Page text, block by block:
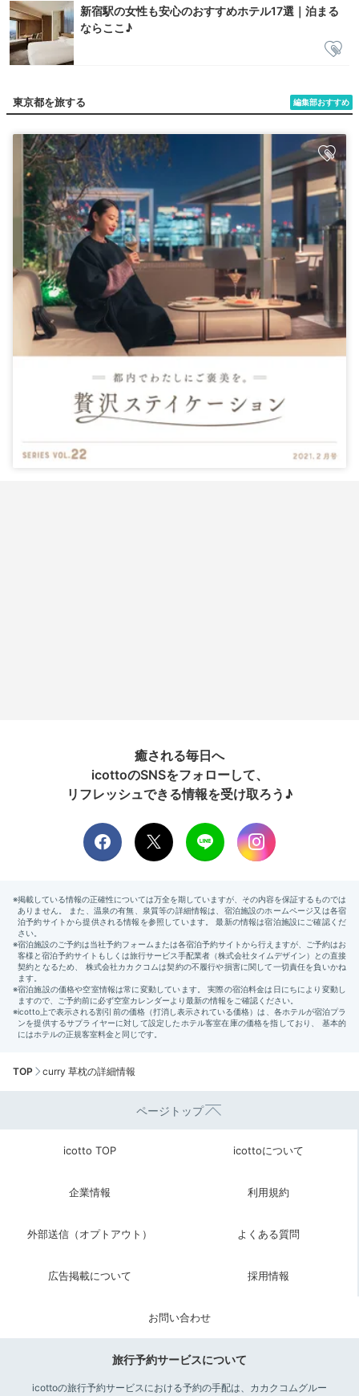
新宿駅の女性も安心のおすすめホテル17選｜泊まる
ならここ♪
編集部おすすめ
東京都を旅する
癒される毎日へ
icottoのSNSをフォローして、
リフレッシュできる情報を受け取ろう♪
TOP curry 草枕の詳細情報
ページトップ
icotto TOP icottoについて
企業情報 利用規約
外部送信（オプトアウト） よくある質問
広告掲載について 採用情報
お問い合わせ
旅行予約サービスについて
icottoの旅行予約サービスにおける予約の手配は、カカクコムグルー